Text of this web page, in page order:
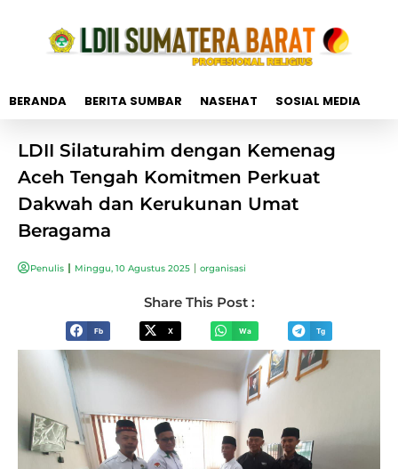
BERANDA BERITA SUMBAR NASEHAT SOSIAL MEDIA
LDII Silaturahim dengan Kemenag
Aceh Tengah Komitmen Perkuat
Dakwah dan Kerukunan Umat
Beragama
Penulis Minggu, 10 Agustus 2025 organisasi
Share This Post :
Fb X Wa Tg